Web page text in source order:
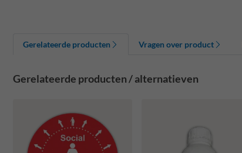
Gerelateerde producten Vragen over product
Gerelateerde producten / alternatieven